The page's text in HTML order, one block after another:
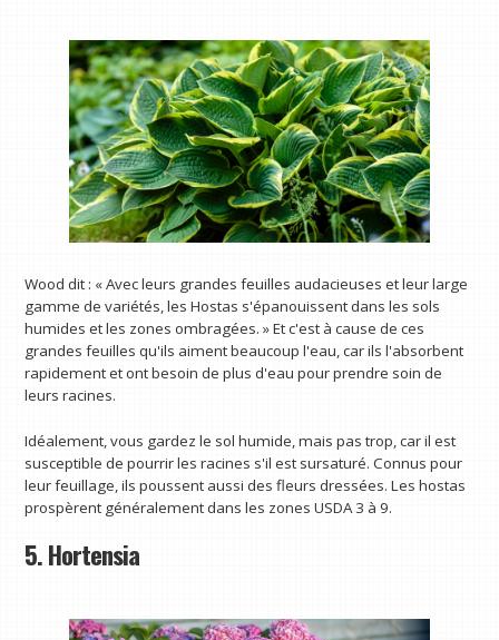
Wood dit : « Avec leurs grandes feuilles audacieuses et leur large
gamme de variétés, les Hostas s'épanouissent dans les sols
humides et les zones ombragées. » Et c'est à cause de ces
grandes feuilles qu'ils aiment beaucoup l'eau, car ils l'absorbent
rapidement et ont besoin de plus d'eau pour prendre soin de
leurs racines.
Idéalement, vous gardez le sol humide, mais pas trop, car il est
susceptible de pourrir les racines s'il est sursaturé. Connus pour
leur feuillage, ils poussent aussi des fleurs dressées. Les hostas
prospèrent généralement dans les zones USDA 3 à 9.
5. Hortensia